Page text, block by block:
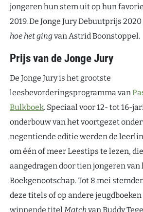
jongeren hun stem uit op hun
2019. De Jonge Jury Debuutprijs
hoe het gingvan Astrid Boonstoppel.
Prijs van de Jonge Jury
De Jonge Jury is het grootste
leesbevorderingsprogramma van
Bulkboek. Speciaal voor 12- tot 16-
onderbouw van het voortgezet
negentiende editie werden de
om één of meer Leestips te lezen,
aangedragen door tien jongeren van
Boekgenootschap. Tot 8 mei
deze titels of op andere jeugdboeken
winnende titelMatchvan Buddy